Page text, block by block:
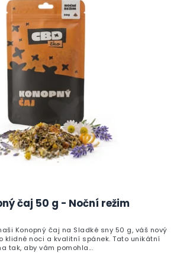
čaj 50 g - Noční režim
Konopný čaj na Sladké sny 50 g, váš nový
klidné noci a kvalitní spánek. Tato unikátní
tak, aby vám pomohla...